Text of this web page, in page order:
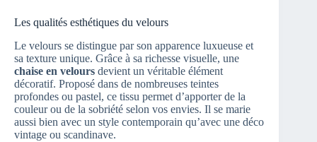
Les qualités esthétiques du velours
Le velours se distingue par son apparence luxueuse et
sa texture unique. Grâce à sa richesse visuelle, une
chaise en velours devient un véritable élément
décoratif. Proposé dans de nombreuses teintes
profondes ou pastel, ce tissu permet d’apporter de la
couleur ou de la sobriété selon vos envies. Il se marie
aussi bien avec un style contemporain qu’avec une déco
vintage ou scandinave.